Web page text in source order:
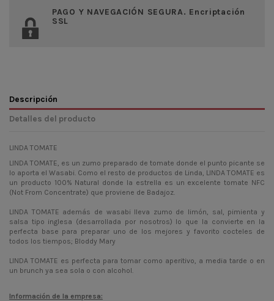
PAGO Y NAVEGACIÓN SEGURA. Encriptación
SSL
Descripción
Detalles del producto
LINDA TOMATE
LINDA TOMATE, es un zumo preparado de tomate donde el punto picante se
lo aporta el Wasabi. Como el resto de productos de Linda, LINDA TOMATE es
un producto 100% Natural donde la estrella es un excelente tomate NFC
(Not From Concentrate) que proviene de Badajoz.
LINDA TOMATE además de wasabi lleva zumo de limón, sal, pimienta y
salsa tipo inglesa (desarrollada por nosotros) lo que la convierte en la
perfecta base para preparar uno de los mejores y favorito cocteles de
todos los tiempos; Bloddy Mary
LINDA TOMATE es perfecta para tomar como aperitivo, a media tarde o en
un brunch ya sea sola o con alcohol.
Información de la empresa: